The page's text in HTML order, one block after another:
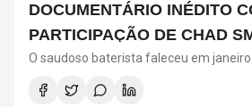
DOCUMENTÁRIO INÉDITO
PARTICIPAÇÃO DE CHAD
COPELAND E DANNY
O saudoso baterista faleceu em